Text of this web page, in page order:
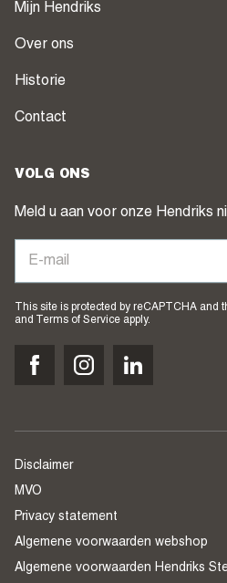
Mijn Hendriks
Over ons
Historie
Contact
VOLG ONS
Meld u aan voor onze Hendriks
This site is protected by reCAPTCHA and
and
Terms of Service apply.
Disclaimer
MVO
Privacy statement
Algemene voorwaarden webshop
Algemene voorwaarden Hendriks